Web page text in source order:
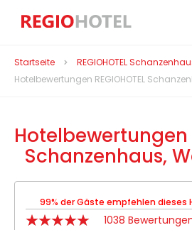
Startseite
REGIOHOTEL
Hotelbewertungen REGIOHOTEL
Hotelbewertungen
Schanzenhaus,
99% der Gäste empfehlen dieses
1038